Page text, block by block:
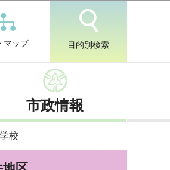
マップ 目的別検索
市政情報
校